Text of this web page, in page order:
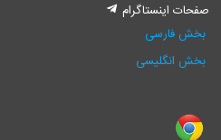
صفحات اینستاگرام
بخش فارسی
بخش انگلیسی